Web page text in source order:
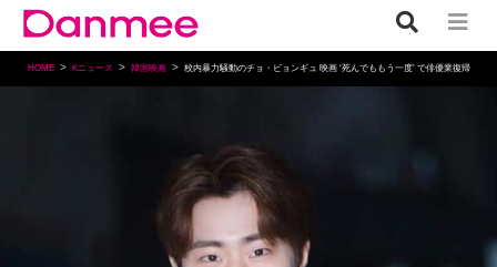
HOME Kニュース 韓国映画 校内暴力騒動のチョ・ビョンギュ 映画 ‘死んでももう一度’ で俳優業復帰